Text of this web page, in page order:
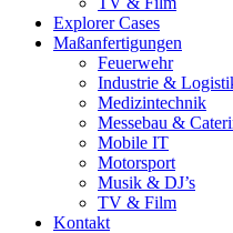
Explorer Cases
Maßanfertigungen
Feuerwehr
Industrie &
Medizintechnik
Messebau &
Mobile IT
Motorsport
Musik & DJ’s
TV & Film
Kontakt